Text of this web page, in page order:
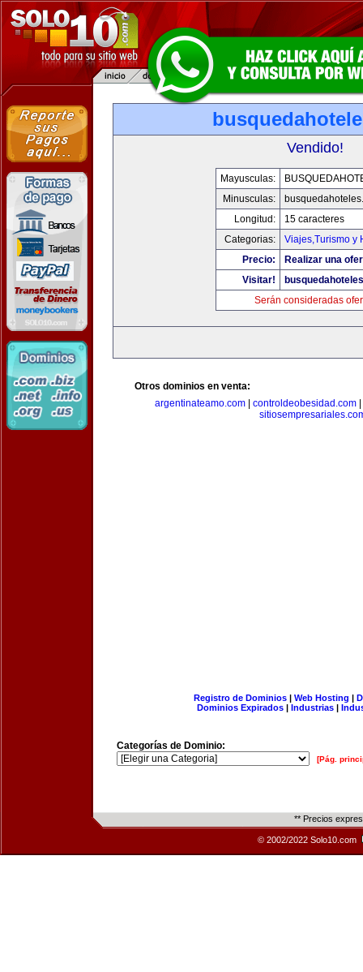
Vendido!
Mayusculas:
Minusculas:
Longitud:
15 caracteres
Categorias:
Viajes,Turismo y
Precio:
Realizar una
Visitar!
Serán consideradas
Otros dominios en venta:
argentinateamo.com| controldeobesidad.com|
Registro de Dominios| Web Hosting |
Dominios Expirados | Industrias |
Categorías de Dominio:
[Pág.
** Precios
© 2002/2022 Solo10.com